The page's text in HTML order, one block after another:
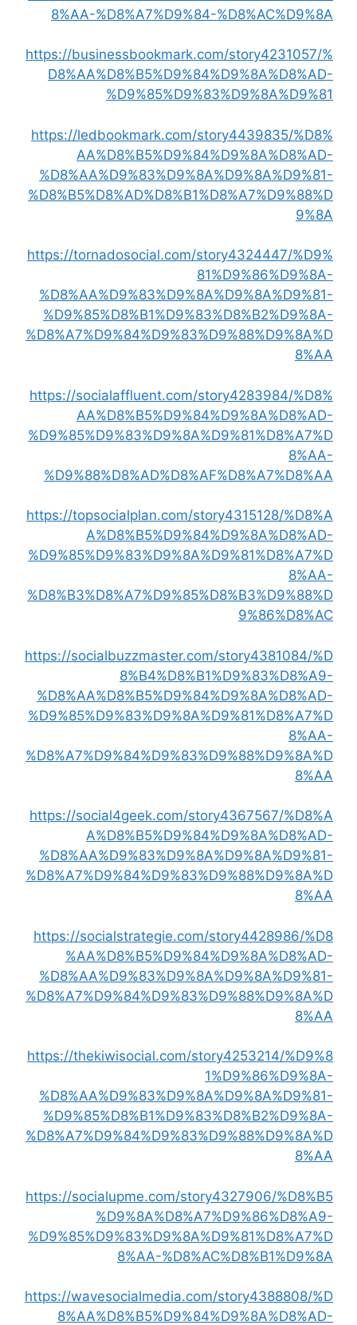
8%AA-%D8%A7%D9%84-%D8%AC%D9%8A
https://businessbookmark.com/story4231057/%
D8%AA%D8%B5%D9%84%D9%8A%D8%AD-
%D9%85%D9%83%D9%8A%D9%81
https://ledbookmark.com/story4439835/%D8%
AA%D8%B5%D9%84%D9%8A%D8%AD-
%D8%AA%D9%83%D9%8A%D9%8A%D9%81-
%D8%B5%D8%AD%D8%B1%D8%A7%D9%88%D
9%8A
https://tornadosocial.com/story4324447/%D9%
81%D9%86%D9%8A-
%D8%AA%D9%83%D9%8A%D9%8A%D9%81-
%D9%85%D8%B1%D9%83%D8%B2%D9%8A-
%D8%A7%D9%84%D9%83%D9%88%D9%8A%D
8%AA
https://socialaffluent.com/story4283984/%D8%
AA%D8%B5%D9%84%D9%8A%D8%AD-
%D9%85%D9%83%D9%8A%D9%81%D8%A7%D
8%AA-
%D9%88%D8%AD%D8%AF%D8%A7%D8%AA
https://topsocialplan.com/story4315128/%D8%A
A%D8%B5%D9%84%D9%8A%D8%AD-
%D9%85%D9%83%D9%8A%D9%81%D8%A7%D
8%AA-
%D8%B3%D8%A7%D9%85%D8%B3%D9%88%D
9%86%D8%AC
https://socialbuzzmaster.com/story4381084/%D
8%B4%D8%B1%D9%83%D8%A9-
%D8%AA%D8%B5%D9%84%D9%8A%D8%AD-
%D9%85%D9%83%D9%8A%D9%81%D8%A7%D
8%AA-
%D8%A7%D9%84%D9%83%D9%88%D9%8A%D
8%AA
https://social4geek.com/story4367567/%D8%A
A%D8%B5%D9%84%D9%8A%D8%AD-
%D8%AA%D9%83%D9%8A%D9%8A%D9%81-
%D8%A7%D9%84%D9%83%D9%88%D9%8A%D
8%AA
https://socialstrategie.com/story4428986/%D8
%AA%D8%B5%D9%84%D9%8A%D8%AD-
%D8%AA%D9%83%D9%8A%D9%8A%D9%81-
%D8%A7%D9%84%D9%83%D9%88%D9%8A%D
8%AA
https://thekiwisocial.com/story4253214/%D9%8
1%D9%86%D9%8A-
%D8%AA%D9%83%D9%8A%D9%8A%D9%81-
%D9%85%D8%B1%D9%83%D8%B2%D9%8A-
%D8%A7%D9%84%D9%83%D9%88%D9%8A%D
8%AA
https://socialupme.com/story4327906/%D8%B5
%D9%8A%D8%A7%D9%86%D8%A9-
%D9%85%D9%83%D9%8A%D9%81%D8%A7%D
8%AA-%D8%AC%D8%B1%D9%8A
https://wavesocialmedia.com/story4388808/%D
8%AA%D8%B5%D9%84%D9%8A%D8%AD-